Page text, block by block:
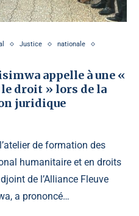
Justice
nationale
appelle à une «
droit » lors de la
juridique
de formation des
humanitaire et en droits
de l’Alliance Fleuve
a prononcé…